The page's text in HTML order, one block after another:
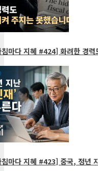
마다 지혜 #424] 화려한 경력
마다 지혜 #423] 중국, 정년 지